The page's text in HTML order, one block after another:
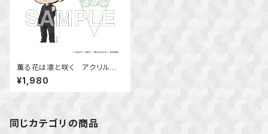
薫る花は凛と咲く アクリルスタ
ンド（依田 絢斗）
¥1,980
同じカテゴリの商品